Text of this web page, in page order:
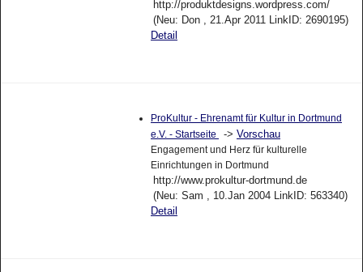
http://produktdesigns.wordpress.com/
(Neu: Don , 21.Apr 2011 LinkID: 2690195)
Detail
ProKultur - Ehrenamt für Kultur in Dortmund
e.V. - Startseite
-> Vorschau
Engagement und Herz für kulturelle
Einrichtungen in Dortmund
http://www.prokultur-dortmund.de
(Neu: Sam , 10.Jan 2004 LinkID: 563340)
Detail